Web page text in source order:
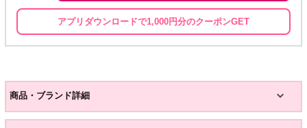
アプリダウンロードで1,000円分のクーポンGET
商品・ブランド詳細